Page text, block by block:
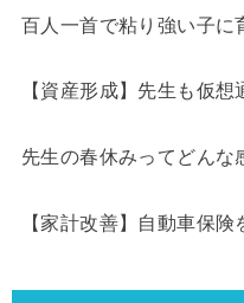
百人一首で粘り強い子に
【資産形成】先生も仮想
先生の春休みってどんな
【家計改善】自動車保険